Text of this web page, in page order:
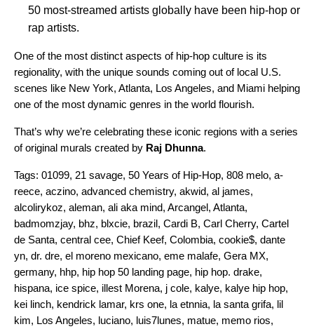
50 most-streamed artists globally have been hip-hop or
rap artists.
One of the most distinct aspects of hip-hop culture is its
regionality, with the unique sounds coming out of local U.S.
scenes like New York, Atlanta, Los Angeles, and Miami helping
one of the most dynamic genres in the world flourish.
That’s why we’re celebrating these iconic regions with a series
of original murals created by Raj Dhunna.
Tags: 01099, 21 savage, 50 Years of Hip-Hop, 808 melo, a-
reece, aczino, advanced chemistry, akwid, al james,
alcolirykoz, aleman, ali aka mind, Arcangel, Atlanta,
badmomzjay, bhz, blxcie, brazil, Cardi B, Carl Cherry, Cartel
de Santa, central cee, Chief Keef, Colombia, cookie$, dante
yn, dr. dre, el moreno mexicano, eme malafe, Gera MX,
germany, hhp, hip hop 50 landing page, hip hop. drake,
hispana, ice spice, illest Morena, j cole, kalye, kalye hip hop,
kei linch, kendrick lamar, krs one, la etnnia, la santa grifa, lil
kim, Los Angeles, luciano, luis7lunes, matue, memo rios,